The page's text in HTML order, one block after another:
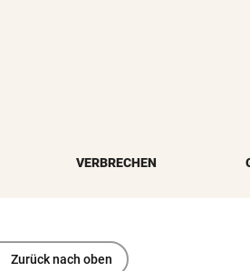
VERBRECHEN
Zurück nach oben